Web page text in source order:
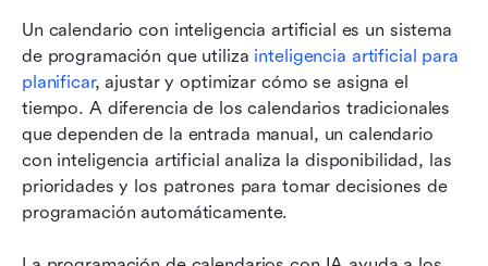
Un calendario con inteligencia artificial es un sistema
de programación que utiliza inteligencia artificial para
planificar, ajustar y optimizar cómo se asigna el
tiempo. A diferencia de los calendarios tradicionales
que dependen de la entrada manual, un calendario
con inteligencia artificial analiza la disponibilidad, las
prioridades y los patrones para tomar decisiones de
programación automáticamente.